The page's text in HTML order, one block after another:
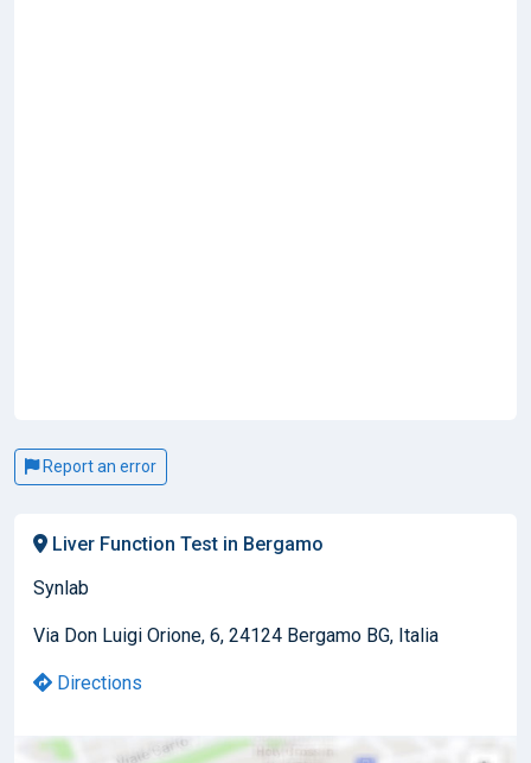
Report an error
Liver Function Test in Bergamo
Synlab
Via Don Luigi Orione, 6, 24124 Bergamo BG, Italia
Directions